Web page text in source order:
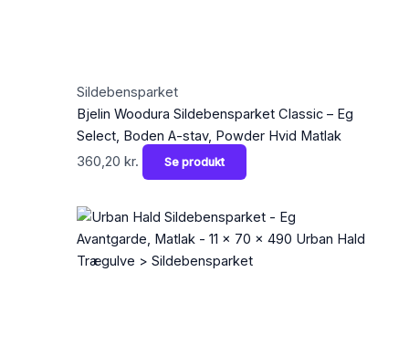
Sildebensparket
Bjelin Woodura Sildebensparket Classic – Eg
Select, Boden A-stav, Powder Hvid Matlak
360,20 kr. Se produkt